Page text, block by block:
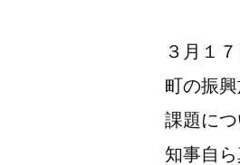
３月１
町の振
課題に
知事自